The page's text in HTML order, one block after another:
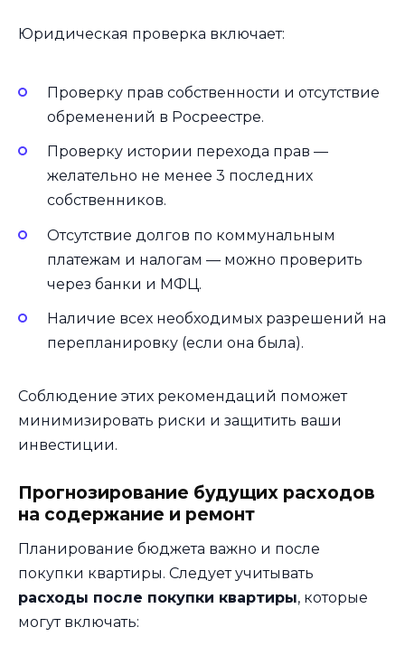
Юридическая проверка включает:
Проверку прав собственности и отсутствие
обременений в Росреестре.
Проверку истории перехода прав —
желательно не менее 3 последних
собственников.
Отсутствие долгов по коммунальным
платежам и налогам — можно проверить
через банки и МФЦ.
Наличие всех необходимых разрешений на
перепланировку (если она была).
Соблюдение этих рекомендаций поможет
минимизировать риски и защитить ваши
инвестиции.
Прогнозирование будущих расходов
на содержание и ремонт
Планирование бюджета важно и после
покупки квартиры. Следует учитывать
расходы после покупки квартиры, которые
могут включать: